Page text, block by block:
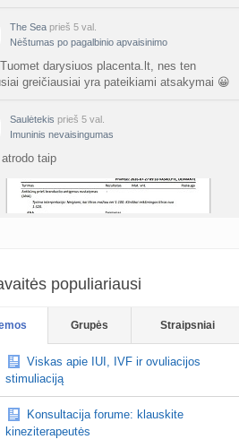
dėl pardavėjo „Mantvis“
Soliaris73 prieš 2 d.
TD asistentė prieš 2 d.
hipotirozė ir nėštumas (+3)
Šviesa777
po hemorojaus operacijos
Svaja1234 prieš 3 d.
TD asistentė prieš 3 d.
klausimai apie cezario pjūvį (+2)
Veronika99 prieš 4 d.
brendimas (3)
prieš 4 d.
The Sea prieš 5 val.
Nėštumas po pagalbinio apvaisinimo
darysiuos placenta.lt, nes ten
greičiausiai yra pateikiami atsakymai 😀
Saulėtekis prieš 5 val.
Imuninis nevaisingumas
atrodo taip
skyrimo ir susilašinate bet kurioje klinikoje, o
yra LT vaistinėse 😀
populiariausi
Grupės Straipsniai
Viskas apie IUI, IVF ir ovuliacijos
stimuliaciją
Konsultacija forume: klauskite
kineziterapeutės